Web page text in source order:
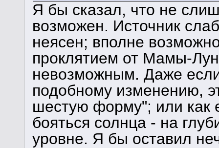
Я бы сказал, что не
возможен. Источник
неясен; вполне
проклятием от Мамы-
невозможным. Даже
подобному изменению,
шестую форму"; или как
бояться солнца - на
уровне. Я бы оставил